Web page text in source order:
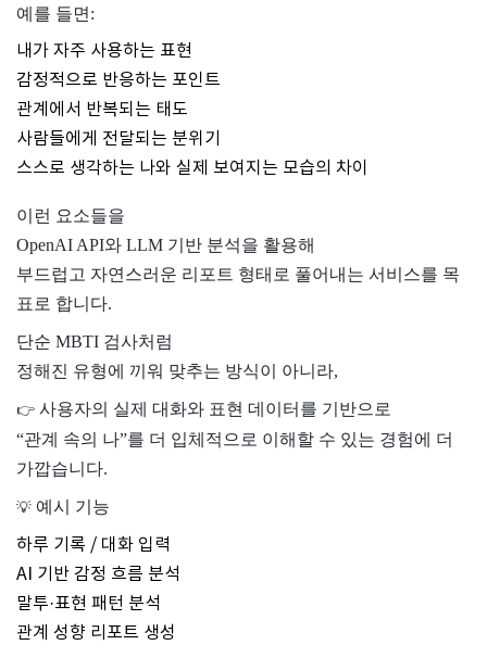
예를 들면:
내가 자주 사용하는 표현
감정적으로 반응하는 포인트
관계에서 반복되는 태도
사람들에게 전달되는 분위기
스스로 생각하는 나와 실제 보여지는 모습의 차이
이런 요소들을
OpenAI API와 LLM 기반 분석을 활용해
부드럽고 자연스러운 리포트 형태로 풀어내는 서비스를 목
표로 합니다.
단순 MBTI 검사처럼
정해진 유형에 끼워 맞추는 방식이 아니라,
👉 사용자의 실제 대화와 표현 데이터를 기반으로
“관계 속의 나”를 더 입체적으로 이해할 수 있는 경험에 더
가깝습니다.
💡 예시 기능
하루 기록 / 대화 입력
AI 기반 감정 흐름 분석
말투·표현 패턴 분석
관계 성향 리포트 생성